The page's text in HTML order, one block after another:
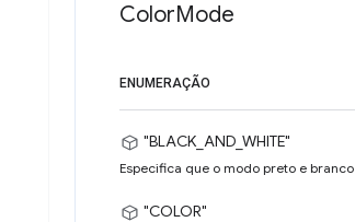
ColorMode
ENUMERAÇÃO
"BLACK_AND_WHITE"
Especifica que o modo preto e
"COLOR"